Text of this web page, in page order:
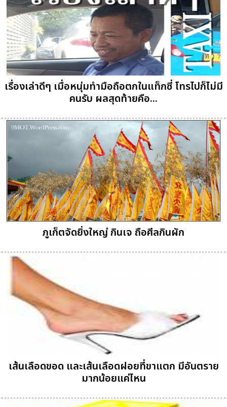
เรื่องเล่าดีๆ เมื่อหนุ่มทำมือถือตกในแท็กซี่ โทรไปก็ไม่มี
คนรับ ผลสุดท้ายคือ...
ภูเก็ตจัดยิ่งใหญ่ กินเจ ถือศีลกินผัก
เส้นเลือดขอด และเส้นเลือดฝอยที่ขาแตก มีอันตราย
มากน้อยแค่ไหน